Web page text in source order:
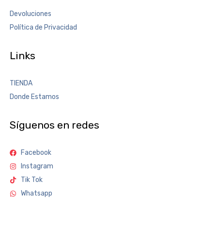
Devoluciones
Política de Privacidad
Links
TIENDA
Donde Estamos
Síguenos en redes
Facebook
Instagram
Tik Tok
Whatsapp